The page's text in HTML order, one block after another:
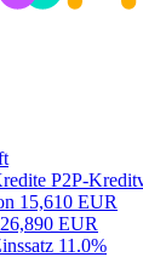
P2P-
15,610 EUR
26,890 EUR
11.0%